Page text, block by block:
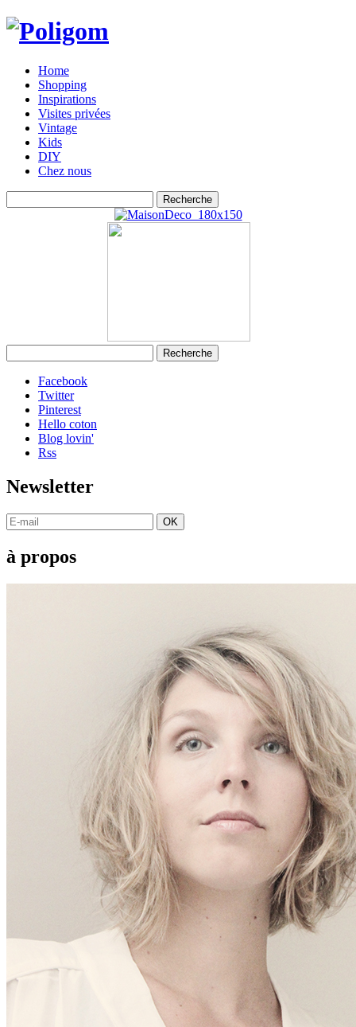
Home
Shopping
Inspirations
Visites privées
Vintage
Kids
DIY
Chez nous
Facebook
Twitter
Pinterest
Hello coton
Blog lovin'
Rss
Newsletter
OK
à propos